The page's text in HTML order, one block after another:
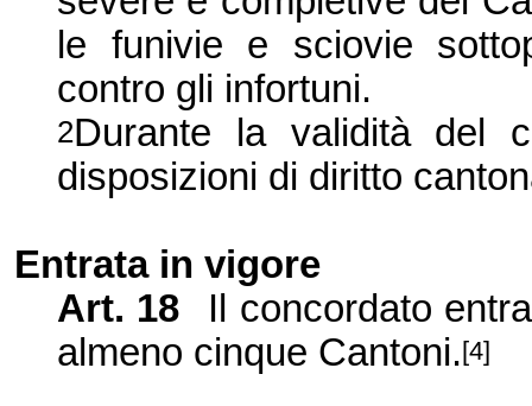
le funivie e sciovie
contro gli infortuni.
2Durante la validità del
disposizioni di diritto
Entrata in vigore
Art. 18
Il concordato
almeno cinque Cantoni.[4]